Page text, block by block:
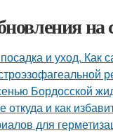
на
и уход. Как
Бордосской
откуда и как
для